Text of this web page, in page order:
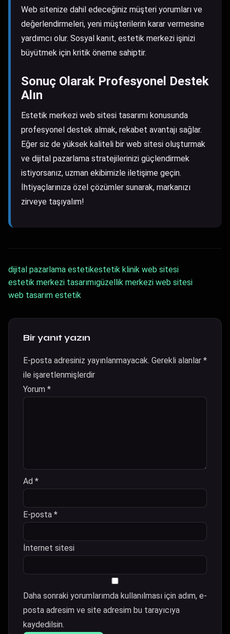
Web sitenize dahil edeceğiniz müşteri yorumları ve
değerlendirmeleri, yeni müşterilerin karar vermesine
yardımcı olur. Sosyal kanıt, estetik merkezi işinizi
büyütmek için kritik öneme sahiptir.
Sonuç Olarak Profesyonel Destek
Alın
Estetik merkezi web sitesi tasarımı konusunda
profesyonel destek almak, rekabet avantajı sağlar.
Eğer siz de yüksek kaliteli bir web sitesi oluşturmak
ve dijital pazarlama stratejilerinizi güçlendirmek
istiyorsanız, uzman ekibimizle iletişime geçin.
İhtiyaçlarınıza özel çözümler sunarak, markanızı
zirveye taşıyalım!
dijital pazarlama estetikestetik klinik web sitesi
estetik merkezi tasarımıgüzellik merkezi web sitesi
web tasarım estetik
Bir yanıt yazın
E-posta adresiniz yayınlanmayacak. Gerekli alanlar *
ile işaretlenmişlerdir
Yorum *
Ad *
E-posta *
İnternet sitesi
Daha sonraki yorumlarımda kullanılması için adım, e-
posta adresim ve site adresim bu tarayıcıya
kaydedilsin.